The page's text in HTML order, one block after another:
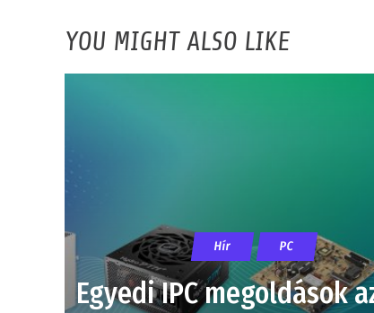
YOU MIGHT ALSO LIKE
Hír PC
Egyedi IPC megoldások